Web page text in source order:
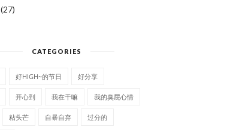
(27)
CATEGORIES
好HIGH~的节日 好分享
开心到 我在干嘛 我的臭屁心情
粘头芒 自暴自弃 过分的